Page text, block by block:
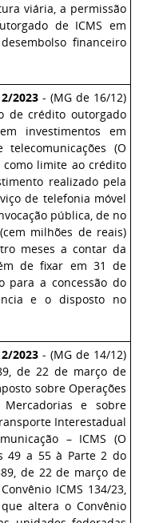
viária, a permissão
de ICMS em
financeiro
2023 - (MG de 16/12)
de crédito outorgado
investimentos em
(O
como limite ao crédito
realizado pela
de telefonia móvel
pública, de no
milhões de reais)
meses a contar da
de fixar em 31 de
para a concessão do
e o disposto no
2023 - (MG de 14/12)
de 22 de março de
sobre Operações
e sobre
Interestadual
– ICMS (O
49 a 55 à Parte 2 do
de 22 de março de
ICMS 134/23,
altera o Convênio